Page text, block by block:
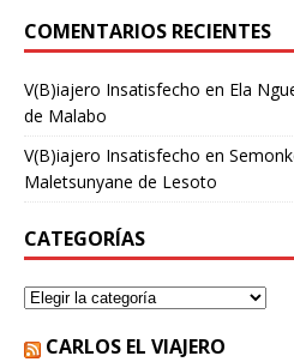
COMENTARIOS RECIENTES
V(B)iajero Insatisfecho en Ela
de Malabo
V(B)iajero Insatisfecho en
Maletsunyane de Lesoto
CATEGORÍAS
CARLOS EL VIAJERO